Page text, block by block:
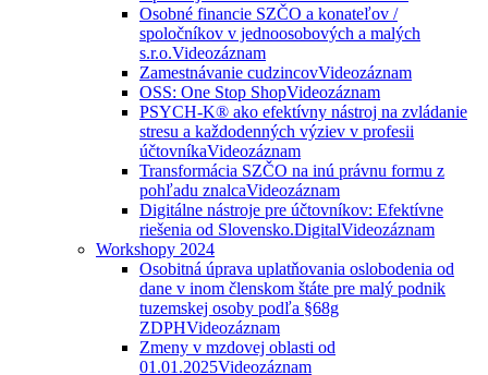
Osobné financie SZČO a konateľov /
spoločníkov v jednoosobových a malých
s.r.o.Videozáznam
Zamestnávanie cudzincovVideozáznam
OSS: One Stop ShopVideozáznam
PSYCH-K® ako efektívny nástroj na zvládanie
stresu a každodenných výziev v profesii
účtovníkaVideozáznam
Transformácia SZČO na inú právnu formu z
pohľadu znalcaVideozáznam
Digitálne nástroje pre účtovníkov: Efektívne
riešenia od Slovensko.DigitalVideozáznam
Workshopy 2024
Osobitná úprava uplatňovania oslobodenia od
dane v inom členskom štáte pre malý podnik
tuzemskej osoby podľa §68g
ZDPHVideozáznam
Zmeny v mzdovej oblasti od
01.01.2025Videozáznam